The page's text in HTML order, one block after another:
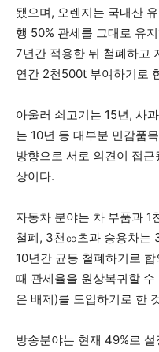
됐으며, 오렌지는 국내산
행 50% 관세를 그대로 유
7년간 적용한 뒤 철폐하고
연간 2천500t 부여하기로
아울러 쇠고기는 15년, 사
는 10년 등 대부분 민감품
방향으로 서로 의견이 접
상이다.
자동차 분야는 차 부품과
철폐, 3천㏄초과 승용차는
10년간 균등 철폐하기로
때 관세율을 원상복귀할
은 배제)를 도입하기로 한
방송분야는 현재 49%로